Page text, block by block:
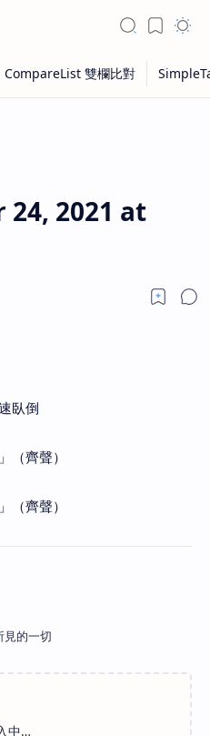
24, 2021 at
臥倒
（齊聲）
（齊聲）
見的一切